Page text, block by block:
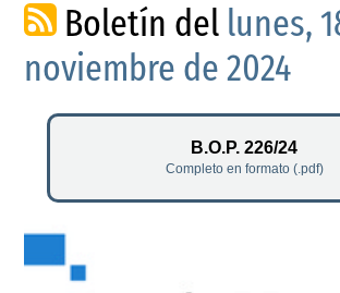
Boletín del lunes,
noviembre de 2024
B.O.P. 226/24
Completo en formato (.pdf)